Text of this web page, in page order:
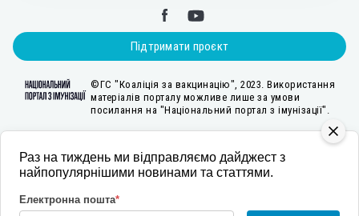
Підтримати проєкт
©ГС "Коаліція за вакцинацію", 2023. Використання
матеріалів порталу можливе лише за умови
посилання на "Національний портал з імунізації".
Створення Національного порталу з імунізації стало можливим за підтримки
системи громадського здоров’я», який впроваджувала міжнародна
неприбуткова організація «Пакт» (2022-2025 рр.). Зміст є відповідальністю
Раз на тиждень ми відправляємо дайджест з
найпопулярнішими новинами та статтями.
Електронна пошта*